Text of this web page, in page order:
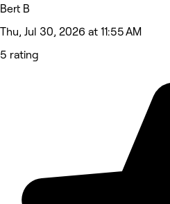
Bert B
Thu, Jul 30, 2026 at 11:55 AM
5 rating